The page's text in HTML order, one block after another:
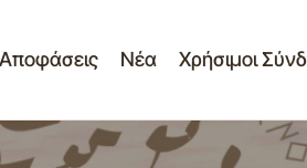
Αποφάσεις Νέα Χρήσιμοι
10-08-2016 συνεδρίασης